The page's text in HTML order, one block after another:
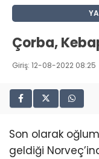
Çorba,
Giriş: 12-08-2022 08:25
Son olarak
geldiği